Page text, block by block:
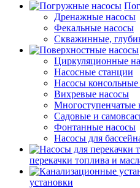
Дренажные насосы
Фекальные насосы
Скважинные,
Циркуляционные
Насосные станции
Насосы
Вихревые насосы
Многоступенчатые
Садовые и
Фонтанные насосы
Насосы для
перекачки топлива и
установки